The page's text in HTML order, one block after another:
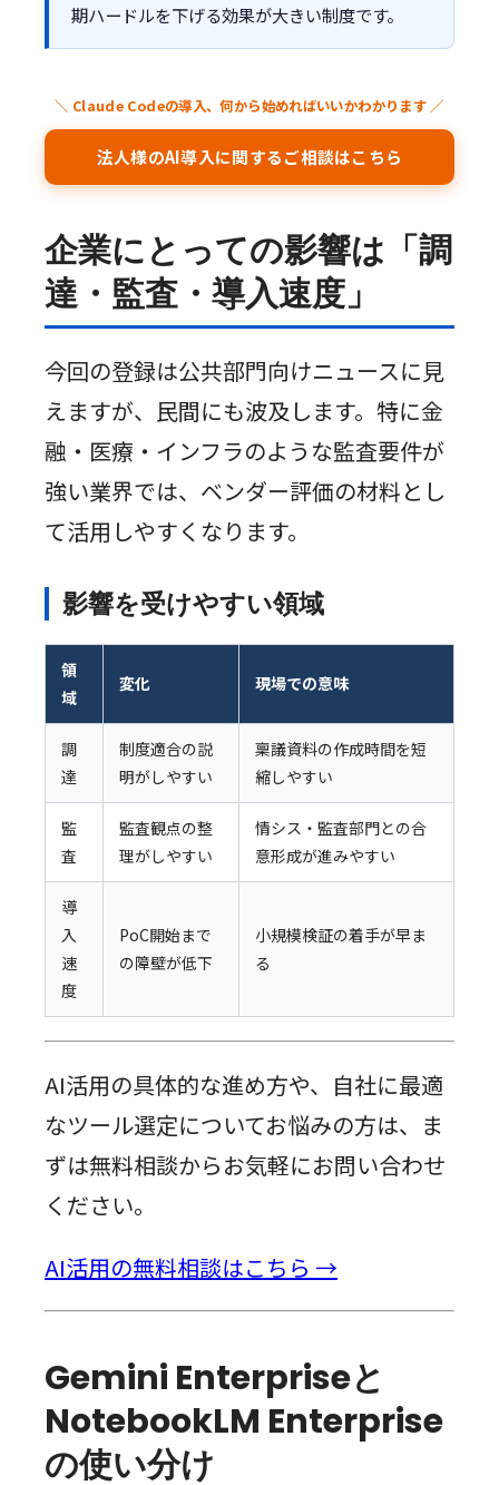
期ハードルを下げる効果が大きい制度です。
＼ Claude Codeの導入、何から始めればいいかわかります ／
法人様のAI導入に関するご相談はこちら
企業にとっての影響は「調
達・監査・導入速度」
今回の登録は公共部門向けニュースに見
えますが、民間にも波及します。特に金
融・医療・インフラのような監査要件が
強い業界では、ベンダー評価の材料とし
て活用しやすくなります。
影響を受けやすい領域
領
域
変化 現場での意味
調
達
制度適合の説
明がしやすい
稟議資料の作成時間を短
縮しやすい
監
査
監査観点の整
理がしやすい
情シス・監査部門との合
意形成が進みやすい
導
入
速
度
PoC開始まで
の障壁が低下
小規模検証の着手が早ま
る
AI活用の具体的な進め方や、自社に最適
なツール選定についてお悩みの方は、ま
ずは無料相談からお気軽にお問い合わせ
ください。
AI活用の無料相談はこちら →
Gemini Enterpriseと
NotebookLM Enterprise
の使い分け